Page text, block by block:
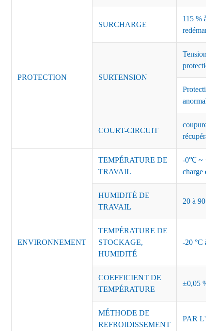
PROTECTION
SURCHARGE
115 % à
SURTENSION
Tension
protection
Protection
anormales
COURT-CIRCUIT
coupure
ENVIRONNEMENT
TEMPÉRATURE DE
TRAVAIL
-0℃ ~
charge de
HUMIDITÉ DE
TRAVAIL
20 à 90 %
TEMPÉRATURE DE
STOCKAGE,
HUMIDITÉ
-20 °C à
COEFFICIENT DE
TEMPÉRATURE
±0,05 %/
MÉTHODE DE
REFROIDISSEMENT
PAR